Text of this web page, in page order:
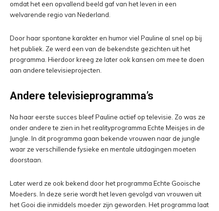
omdat het een opvallend beeld gaf van het leven in een
welvarende regio van Nederland.
Door haar spontane karakter en humor viel Pauline al snel op bij
het publiek. Ze werd een van de bekendste gezichten uit het
programma. Hierdoor kreeg ze later ook kansen om mee te doen
aan andere televisieprojecten.
Andere televisieprogramma’s
Na haar eerste succes bleef Pauline actief op televisie. Zo was ze
onder andere te zien in het realityprogramma Echte Meisjes in de
Jungle. In dit programma gaan bekende vrouwen naar de jungle
waar ze verschillende fysieke en mentale uitdagingen moeten
doorstaan.
Later werd ze ook bekend door het programma Echte Gooische
Moeders. In deze serie wordt het leven gevolgd van vrouwen uit
het Gooi die inmiddels moeder zijn geworden. Het programma laat